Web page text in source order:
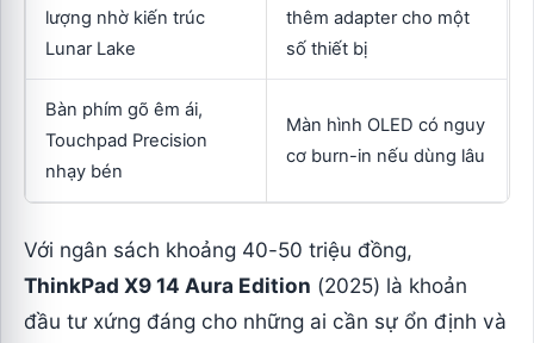
lượng nhờ kiến trúc
Lunar Lake
thêm adapter cho một
số thiết bị
Bàn phím gõ êm ái,
Touchpad Precision
nhạy bén
Màn hình OLED có nguy
cơ burn-in nếu dùng lâu
Với ngân sách khoảng 40-50 triệu đồng,
ThinkPad X9 14 Aura Edition (2025) là khoản
đầu tư xứng đáng cho những ai cần sự ổn định và